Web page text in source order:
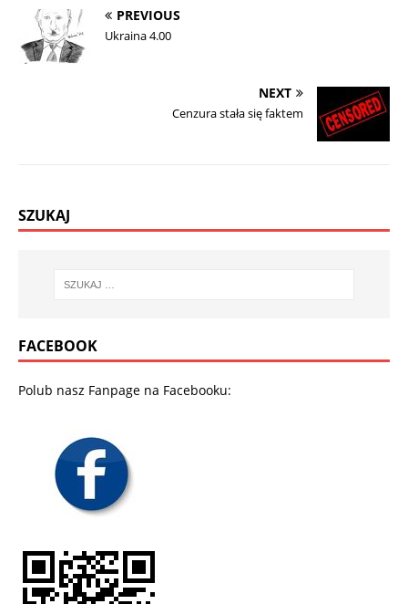
PREVIOUS
Ukraina 4.00
NEXT
Cenzura stała się faktem
SZUKAJ
FACEBOOK
Polub nasz Fanpage na Facebooku: